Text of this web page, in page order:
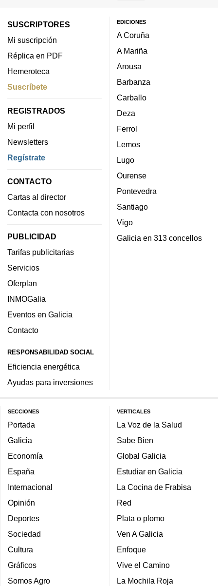
SUSCRIPTORES
Mi suscripción
Réplica en PDF
Hemeroteca
Suscríbete
REGISTRADOS
Mi perfil
Newsletters
Regístrate
CONTACTO
Cartas al director
Contacta con nosotros
PUBLICIDAD
Tarifas publicitarias
Servicios
Oferplan
INMOGalia
Eventos en Galicia
Contacto
RESPONSABILIDAD SOCIAL
Eficiencia energética
Ayudas para inversiones
EDICIONES
A Coruña
A Mariña
Arousa
Barbanza
Carballo
Deza
Ferrol
Lemos
Lugo
Ourense
Pontevedra
Santiago
Vigo
Galicia en 313 concellos
SECCIONES
Portada
Galicia
Economía
España
Internacional
Opinión
Deportes
Sociedad
Cultura
Gráficos
Somos Agro
VERTICALES
La Voz de la Salud
Sabe Bien
Global Galicia
Estudiar en Galicia
La Cocina de Frabisa
Red
Plata o plomo
Ven A Galicia
Enfoque
Vive el Camino
La Mochila Roja